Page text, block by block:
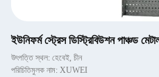
ইউনিফর্ম স্ট্রেস ডিস্ট্রিবিউশন পাঞ্চড
উৎপত্তি স্থল: হেবেই, চীন
পরিচিতিমুলক নাম: XUWEI